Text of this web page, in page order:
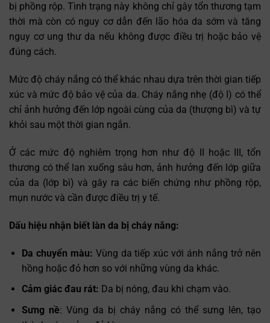
bị phồng rộp. Tình trạng này không chỉ gây tổn thương tạm
thời mà còn có nguy cơ dẫn đến lão hóa da sớm và tăng
nguy cơ ung thư da nếu không được điều trị hoặc bảo vệ
đúng cách.
Mức độ cháy nắng có thể khác nhau dựa trên thời gian tiếp
xúc và mức độ bảo vệ của da. Cháy nắng nhẹ (độ I) có thể
chỉ ảnh hưởng đến lớp ngoài cùng của da (thượng bì) và tự
khỏi sau một thời gian ngắn.
Ở các mức độ nghiêm trọng hơn như độ II hoặc III, tổn
thương có thể lan xuống sâu hơn, ảnh hưởng đến lớp giữa
của da (lớp bì) và gây ra các biến chứng như phồng rộp,
mụn nước và cần được điều trị y tế.
Dấu hiệu nhận biết làn da bị cháy nắng:
Da chuyển màu: Vùng da tiếp xúc với ánh nắng trở nên
hồng hoặc đỏ hơn so với những vùng da khác.
Cảm giác đau rát: Da bị nóng, đau khi chạm vào.
Sưng nề: Vùng da bị cháy nắng có thể sưng lên, tạo